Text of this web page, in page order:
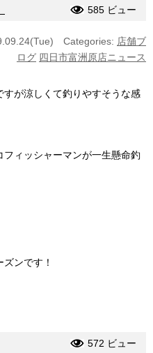
585 ビュー
Categories: 店舗ブ
ログ 四日市富洲原店ニュース
が涼しくて釣りやすそうな感
ィッシャーマンが一生懸命釣
ンです！
572 ビュー